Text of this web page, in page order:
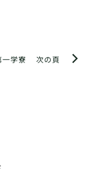
次の頁
一学寮